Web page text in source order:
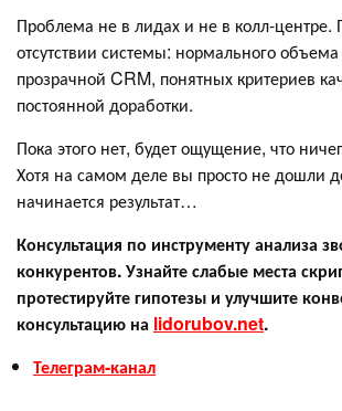
Проблема не в лидах и не в колл-центре.
отсутствии системы: нормального
прозрачной CRM, понятных критериев
постоянной доработки.
Пока этого нет, будет ощущение, что
Хотя на самом деле вы просто не дошли
начинается результат…
Консультация по инструменту анализа
конкурентов. Узнайте слабые места
протестируйте гипотезы и улучшите
консультацию на lidorubov.net.
Телеграм-канал